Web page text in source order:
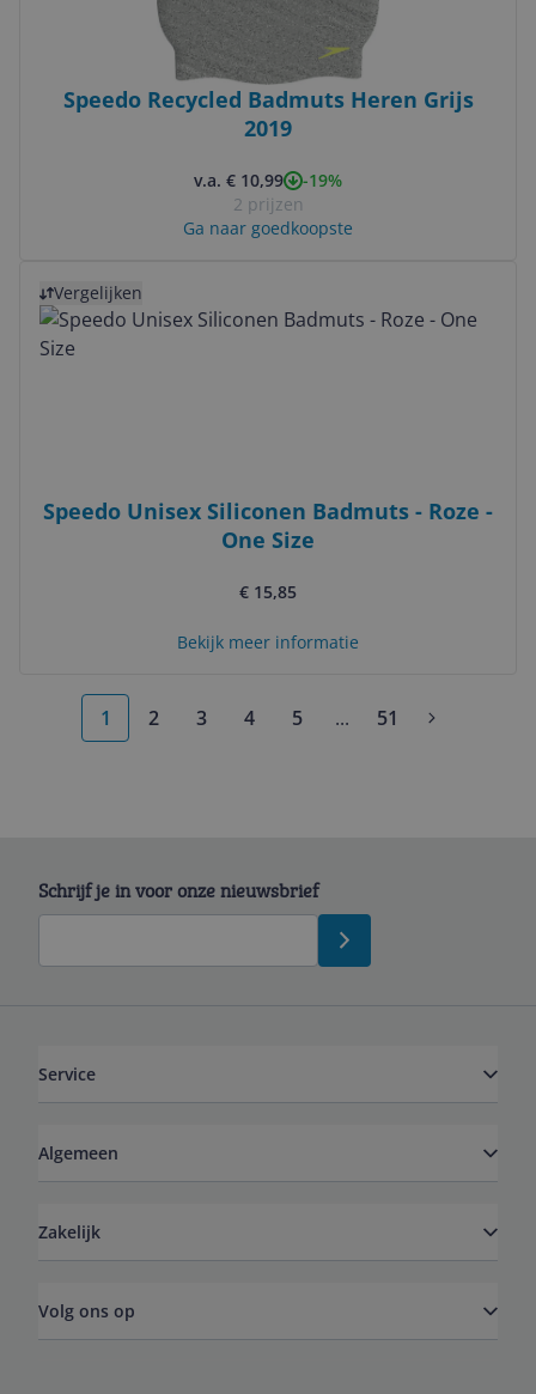
Speedo Recycled Badmuts Heren Grijs
2019
v.a. € 10,99
-19%
2 prijzen
Ga naar goedkoopste
Vergelijken
Speedo Unisex Siliconen Badmuts - Roze -
One Size
€ 15,85
Bekijk meer informatie
1 2 3 4 5 ...More pages
51
Schrijf je in voor onze nieuwsbrief
Service
Algemeen
Zakelijk
Volg ons op